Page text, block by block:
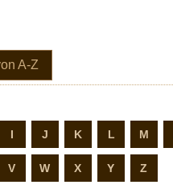
A-Z
I J K L M
V W X Y Z